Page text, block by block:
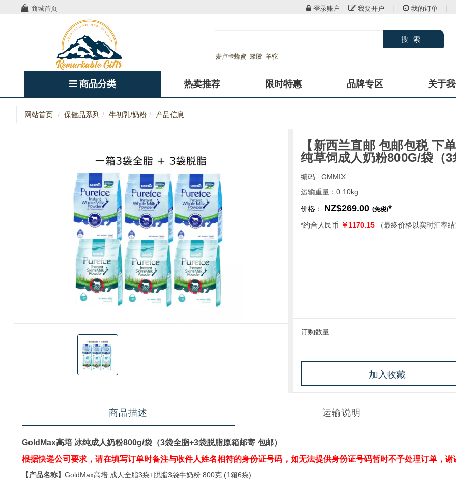
商城首页 登录账户 我要开户 | 我的订单 |
搜索
麦卢卡蜂蜜 蜂胶 羊驼
商品分类 热卖推荐 限时特惠 品牌专区 关于
网站首页 保健品系列 牛初乳/奶粉 产品信息
【新西兰直邮 包邮包税 下
纯草饲成人奶粉800G/袋（
编码 : GMMIX
运输重量：0.10kg
价格： NZ$269.00(免税)*
*约合人民币 ￥1170.15 （最终价格以实时汇率
订购数量
加入收藏
商品描述 运输说明
GoldMax高培 冰纯成人奶粉800g/袋（3袋全脂+3袋脱脂原箱邮寄 包邮）
根据快递公司要求，请在填写订单时备注与收件人姓名相符的身份证号码，如无法提供身份证号码暂时不予处理订单，谢
【产品名称】 GoldMax高培 成人全脂3袋+脱脂3袋牛奶粉 800克 (1箱6袋)